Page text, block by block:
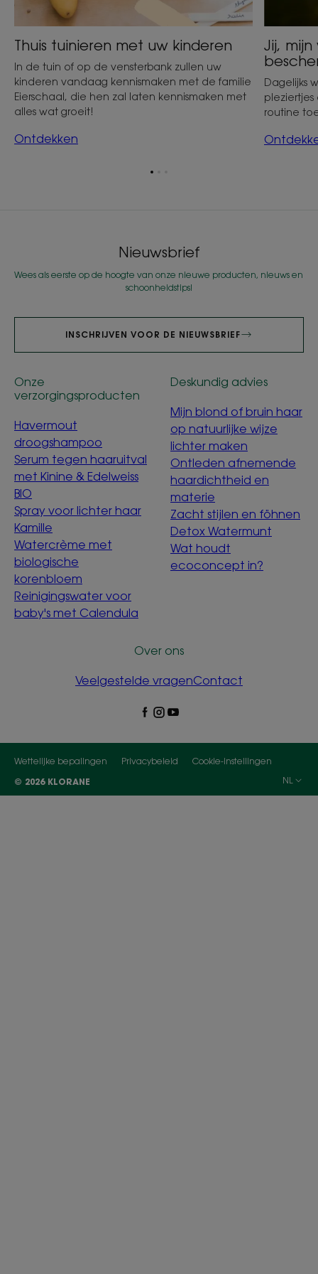
Thuis tuinieren met uw kinderen
In de tuin of op de vensterbank zullen uw
kinderen vandaag kennismaken met de familie
Eierschaal, die hen zal laten kennismaken met
alles wat groeit!
Ontdekken
Jij,
Dagelijks
pleziertjes
routine
Ga
Nieuwsbrief
Wees als eerste op de hoogte van onze nieuwe producten, nieuws en
schoonheidstips!
INSCHRIJVEN VOOR DE NIEUWSBRIEF
Onze
verzorgingsproducten
Havermout
droogshampoo
Serum tegen haaruitval
met Kinine & Edelweiss
BIO
Spray voor lichter haar
Kamille
Watercrème met
biologische
korenbloem
Reinigingswater voor
baby's met Calendula
Deskundig advies
Mijn blond of bruin haar
op natuurlijke wijze
lichter maken
Ontleden afnemende
haardichtheid en
materie
Zacht stijlen en föhnen
Detox Watermunt
Wat houdt
ecoconcept in?
Over ons
Veelgestelde vragenContact
Wettelijke bepalingen Privacybeleid
Cookie-instellingen
© 2026 KLORANE
NL